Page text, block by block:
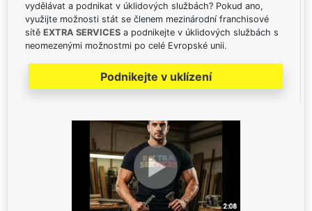
vydělávat a podnikat v úklidových službách? Pokud ano,
využijte možnosti stát se členem mezinárodní franchisové
sítě EXTRA SERVICES a podnikejte v úklidových službách s
neomezenými možnostmi po celé Evropské unii.
Podnikejte v uklízení